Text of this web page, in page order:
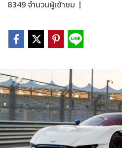
8349 จำนวนผู้เข้าชม |